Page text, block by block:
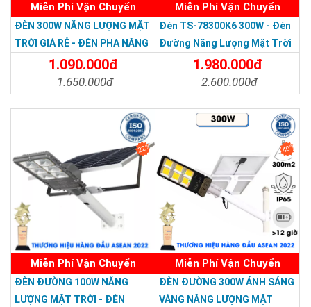
Thương hiệu dẫn đầu Việt Nam 2023
Miễn Phí Vận Chuyển
ĐÈN 300W NĂNG LƯỢNG MẶT
TRỜI GIÁ RẺ - ĐÈN PHA NĂNG
LƯỢNG MẶT TRỜI 300W MẪU
1.090.000đ
1.650.000đ
Miễn Phí Vận Chuyển
Đèn TS-78300K6 300W - Đèn
Đường Năng Lượng Mặt Trời
300W TS-78300K6 - Solar
Light 300W
1.980.000đ
2.600.000đ
22%
Miễn Phí Vận Chuyển
ĐÈN ĐƯỜNG 100W NĂNG
LƯỢNG MẶT TRỜI - ĐÈN
40%
Miễn Phí Vận Chuyển
ĐÈN ĐƯỜNG 300W ÁNH SÁNG
VÀNG NĂNG LƯỢNG MẶT